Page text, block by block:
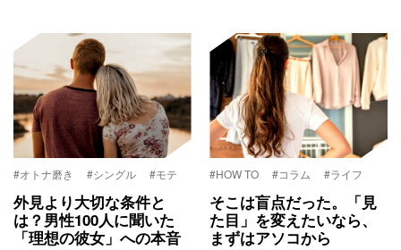
#オトナ磨き #シングル #モテ
外見より大切な条件と
は？男性100人に聞いた
「理想の彼女」への本音
#HOW TO #コラム #ライフ
そこは盲点だった。「見
た目」を変えたいなら、
まずはアソコから